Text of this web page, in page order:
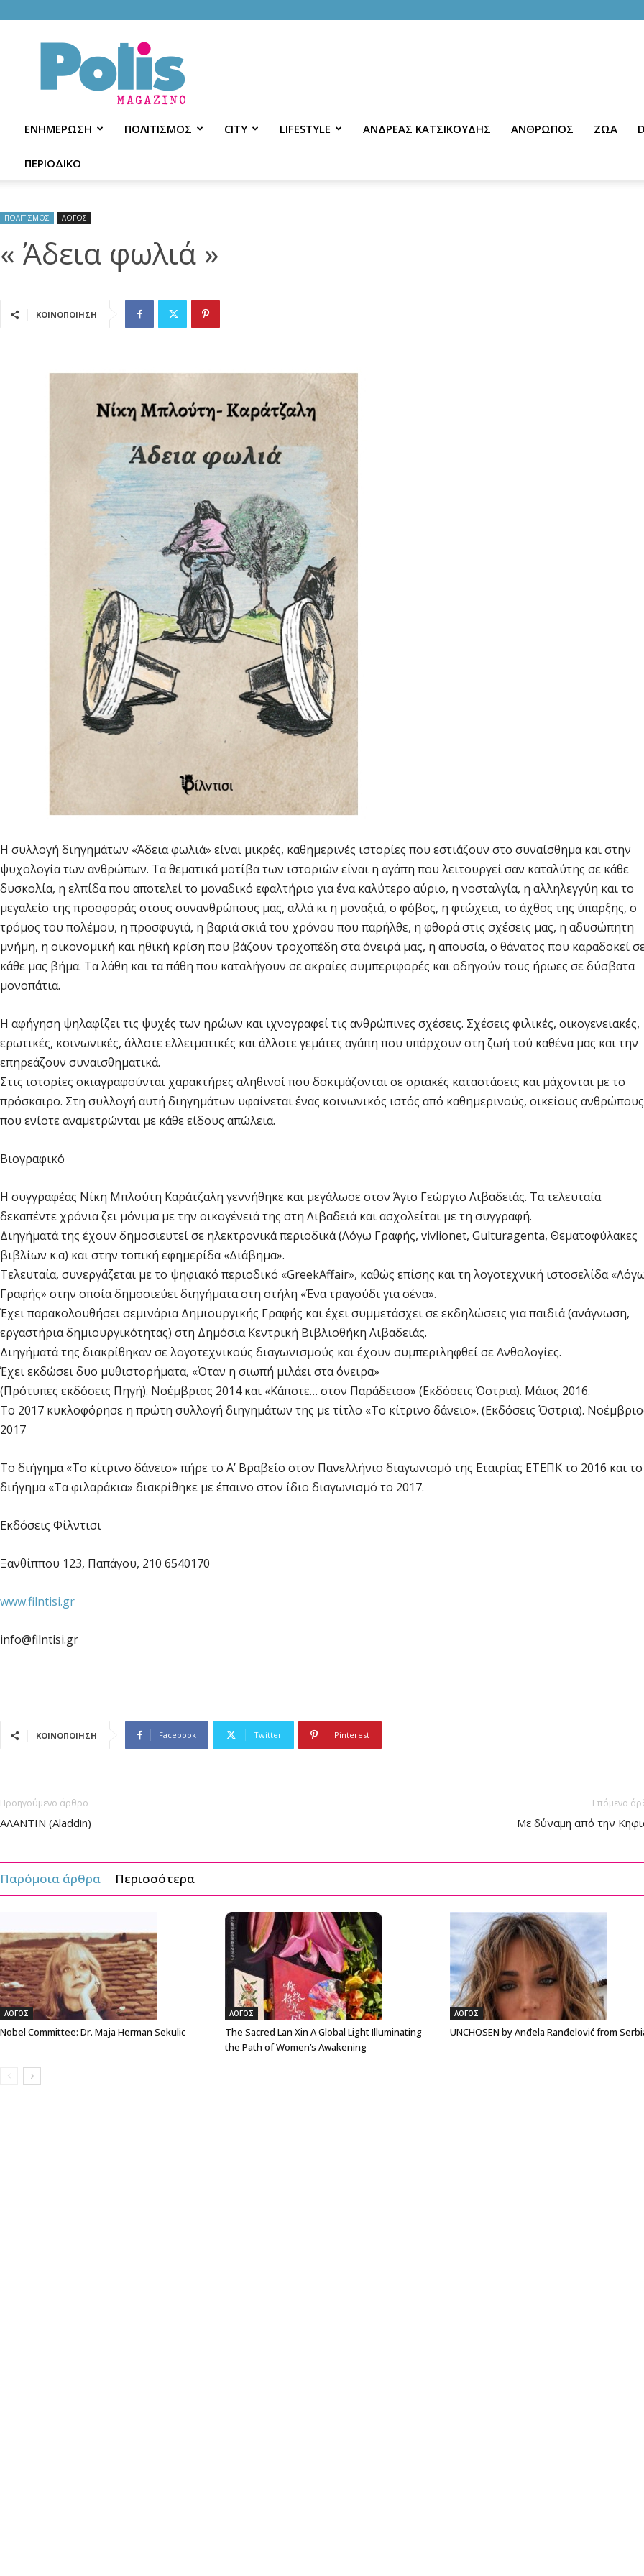
Polis
Magazino
ΕΝΗΜΕΡΩΣΗ ΠΟΛΙΤΙΣΜΟΣ CITY LIFESTYLE ΑΝΔΡΕΑΣ ΚΑΤΣΙΚΟΥΔΗΣ ΑΝΘΡΩΠΟΣ ΖΩΑ
ΠΕΡΙΟΔΙΚΟ
ΠΟΛΙΤΙΣΜΟΣ ΛΟΓΟΣ
« Άδεια φωλιά »
ΚΟΙΝΟΠΟΙΗΣΗ
Η συλλογή διηγημάτων «Άδεια φωλιά» είναι μικρές, καθημερινές ιστορίες που εστιάζουν στο συναίσθημα και στην
ψυχολογία των ανθρώπων. Τα θεματικά μοτίβα των ιστοριών είναι η αγάπη που λειτουργεί σαν καταλύτης σε κάθε
δυσκολία, η ελπίδα που αποτελεί το μοναδικό εφαλτήριο για ένα καλύτερο αύριο, η νοσταλγία, η αλληλεγγύη και το
μεγαλείο της προσφοράς στους συνανθρώπους μας, αλλά κι η μοναξιά, ο φόβος, η φτώχεια, το άχθος της ύπαρξης, ο
τρόμος του πολέμου, η προσφυγιά, η βαριά σκιά του χρόνου που παρήλθε, η φθορά στις σχέσεις μας, η αδυσώπητη
μνήμη, η οικονομική και ηθική κρίση που βάζουν τροχοπέδη στα όνειρά μας, η απουσία, ο θάνατος που καραδοκεί
κάθε μας βήμα. Τα λάθη και τα πάθη που καταλήγουν σε ακραίες συμπεριφορές και οδηγούν τους ήρωες σε δύσβατα
μονοπάτια.
Η αφήγηση ψηλαφίζει τις ψυχές των ηρώων και ιχνογραφεί τις ανθρώπινες σχέσεις. Σχέσεις φιλικές, οικογενειακές,
ερωτικές, κοινωνικές, άλλοτε ελλειματικές και άλλοτε γεμάτες αγάπη που υπάρχουν στη ζωή τού καθένα μας και την
επηρεάζουν συναισθηματικά.
Στις ιστορίες σκιαγραφούνται χαρακτήρες αληθινοί που δοκιμάζονται σε οριακές καταστάσεις και μάχονται με το
πρόσκαιρο. Στη συλλογή αυτή διηγημάτων υφαίνεται ένας κοινωνικός ιστός από καθημερινούς, οικείους ανθρώπους
που ενίοτε αναμετρώνται με κάθε είδους απώλεια.
Βιογραφικό
Η συγγραφέας Νίκη Μπλούτη Καράτζαλη γεννήθηκε και μεγάλωσε στον Άγιο Γεώργιο Λιβαδειάς. Τα τελευταία
δεκαπέντε χρόνια ζει μόνιμα με την οικογένειά της στη Λιβαδειά και ασχολείται με τη συγγραφή.
Διηγήματά της έχουν δημοσιευτεί σε ηλεκτρονικά περιοδικά (Λόγω Γραφής, vivlionet, Gulturagenta, Θεματοφύλακες
βιβλίων κ.α) και στην τοπική εφημερίδα «Διάβημα».
Τελευταία, συνεργάζεται με τo ψηφιακό περιοδικό «GreekAffair», καθώς επίσης και τη λογοτεχνική ιστοσελίδα
Γραφής» στην οποία δημοσιεύει διηγήματα στη στήλη «Ένα τραγούδι για σένα».
Έχει παρακολουθήσει σεμινάρια Δημιουργικής Γραφής και έχει συμμετάσχει σε εκδηλώσεις για παιδιά (ανάγνωση,
εργαστήρια δημιουργικότητας) στη Δημόσια Κεντρική Βιβλιοθήκη Λιβαδειάς.
Διηγήματά της διακρίθηκαν σε λογοτεχνικούς διαγωνισμούς και έχουν συμπεριληφθεί σε Ανθολογίες.
Έχει εκδώσει δυο μυθιστορήματα, «Όταν η σιωπή μιλάει στα όνειρα»
(Πρότυπες εκδόσεις Πηγή). Νοέμβριος 2014 και «Κάποτε… στον Παράδεισο» (Εκδόσεις Όστρια). Μάιος 2016.
Το 2017 κυκλοφόρησε η πρώτη συλλογή διηγημάτων της με τίτλο «Το κίτρινο δάνειο». (Εκδόσεις Όστρια).
2017
Το διήγημα «Το κίτρινο δάνειο» πήρε το Α’ Βραβείο στον Πανελλήνιο διαγωνισμό της Εταιρίας ΕΤΕΠΚ το 2016 και το
διήγημα «Τα φιλαράκια» διακρίθηκε με έπαινο στον ίδιο διαγωνισμό το 2017.
Εκδόσεις Φίλντισι
Ξανθίππου 123, Παπάγου, 210 6540170
www.filntisi.gr
info@filntisi.gr
ΚΟΙΝΟΠΟΙΗΣΗ Facebook Twitter Pinterest
Προηγούμενο άρθρο
ΑΛΑΝΤΙΝ (Aladdin)
Επόμενο
Με δύναμη από την
Παρόμοια άρθρα Περισσότερα
ΛΟΓΟΣ
Nobel Committee: Dr. Maja Herman Sekulic
ΛΟΓΟΣ
The Sacred Lan Xin A Global Light Illuminating
the Path of Women’s Awakening
ΛΟΓΟΣ
UNCHOSEN by Anđela Ranđelović from